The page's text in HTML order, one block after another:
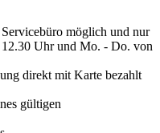
möglich und nur
Uhr und Mo. - Do. von
direkt mit Karte bezahlt
gültigen